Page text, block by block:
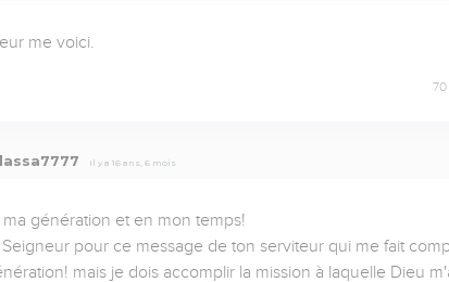
me voici.
Il y a 16 ans, 6 mois
ma génération et en mon temps!
pour ce message de ton serviteur qui me fait
mais je dois accomplir la mission à laquelle Dieu